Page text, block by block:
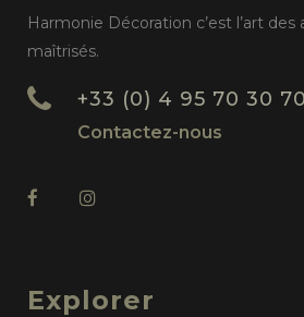
Harmonie Décoration c’est l’art
maîtrisés.
+33 (0) 4 95 70 30 70
Contactez-nous
Explorer